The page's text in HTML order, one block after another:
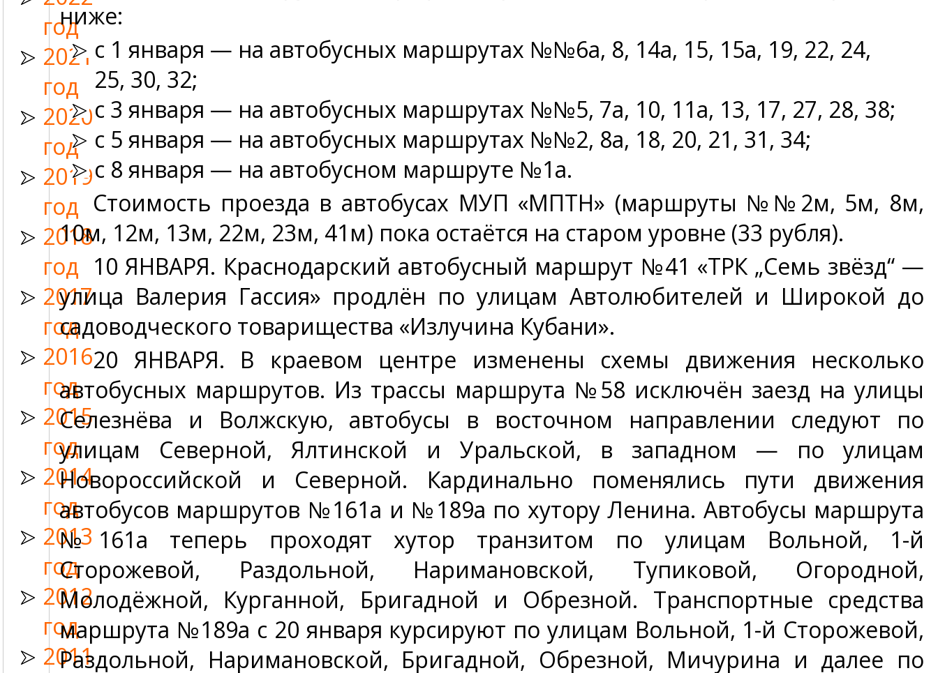
год
2021
год
2020
год
2019
год
2018
год
2017
год
2016
год
2015
год
2014
год
2013
год
2012
год
2011
ниже:
с 1 января — на автобусных маршрутах №№6а, 8, 14а, 15, 15а, 19, 22, 24,
25, 30, 32;
с 3 января — на автобусных маршрутах №№5, 7а, 10, 11а, 13, 17, 27, 28, 38;
с 5 января — на автобусных маршрутах №№2, 8а, 18, 20, 21, 31, 34;
с 8 января — на автобусном маршруте №1а.
Стоимость проезда в автобусах МУП «МПТН» (маршруты №№2м, 5м, 8м,
10м, 12м, 13м, 22м, 23м, 41м) пока остаётся на старом уровне (33 рубля).
10 ЯНВАРЯ. Краснодарский автобусный маршрут №41 «ТРК „Семь звёзд“ —
улица Валерия Гассия» продлён по улицам Автолюбителей и Широкой до
садоводческого товарищества «Излучина Кубани».
20 ЯНВАРЯ. В краевом центре изменены схемы движения несколько
автобусных маршрутов. Из трассы маршрута №58 исключён заезд на улицы
Селезнёва и Волжскую, автобусы в восточном направлении следуют по
улицам Северной, Ялтинской и Уральской, в западном — по улицам
Новороссийской и Северной. Кардинально поменялись пути движения
автобусов маршрутов №161а и №189а по хутору Ленина. Автобусы маршрута
№161а теперь проходят хутор транзитом по улицам Вольной, 1-й
Сторожевой, Раздольной, Наримановской, Тупиковой, Огородной,
Молодёжной, Курганной, Бригадной и Обрезной. Транспортные средства
маршрута №189а с 20 января курсируют по улицам Вольной, 1-й Сторожевой,
Раздольной, Наримановской, Бригадной, Обрезной, Мичурина и далее по